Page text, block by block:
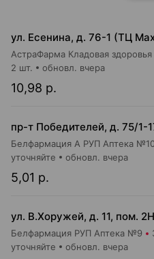
10,98 р.
2 шт. обновл. вчера
пр-т Победителей, д. 75/1-
Белфармация А РУП Аптека
5,01 р.
уточняйте обновл. вчера
ул. В.Хоружей, д. 11, пом. 2Н
Белфармация РУП Аптека №9
уточняйте обновл. вчера